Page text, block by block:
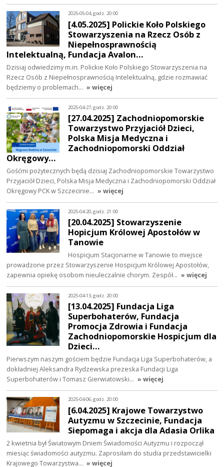
2025-05-04, godz. 20:00
[4.05.2025] Polickie Koło Polskiego
Stowarzyszenia na Rzecz Osób z
Niepełnosprawnością
Intelektualną, Fundacja Avalon…
Dzisiaj odwiedzimy m.in. Polickie Koło Polskiego Stowarzyszenia na
Rzecz Osób z Niepełnosprawnością Intelektualną, gdzie rozmawiać
będziemy o problemach… » więcej
2025-04-27, godz. 20:00
[27.04.2025] Zachodniopomorskie
Towarzystwo Przyjaciół Dzieci,
Polska Misja Medyczna i
Zachodniopomorski Oddział
Okręgowy…
Gośćmi pożytecznych będą dzisiaj Zachodniopomorskie Towarzystwo
Przyjaciół Dzieci, Polska Misja Medyczna i Zachodniopomorski Oddział
Okręgowy PCK w Szczecinie… » więcej
2025-04-20, godz. 21:00
[20.04.2025] Stowarzyszenie
Hopicjum Królowej Apostołów w
Tanowie
Hospicjum Stacjonarne w Tanowie to miejsce
prowadzone przez Stowarzyszenie Hospicjum Królowej Apostołów,
zapewnia opiekę osobom nieuleczalnie chorym. Zespół… » więcej
2025-04-13, godz. 20:00
[13.04.2025] Fundacja Liga
Superbohaterów, Fundacja
Promocja Zdrowia i Fundacja
Zachodniopomorskie Hospicjum dla
Dzieci…
Pierwszym naszym gościem będzie Fundacja Liga Superbohaterów, a
dokładniej Aleksandra Rydzewska prezeska Fundacji Liga
Superbohaterów i Tomasz Gierwiatowski… » więcej
2025-04-06, godz. 20:00
[6.04.2025] Krajowe Towarzystwo
Autyzmu w Szczecinie, Fundacja
Siepomaga i akcja dla Adasia Orlika
2 kwietnia był Światowym Dniem Świadomości Autyzmu i rozpoczął
miesiąc świadomości autyzmu. Zaprosiłam do studia przedstawicielki
Krajowego Towarzystwa… » więcej